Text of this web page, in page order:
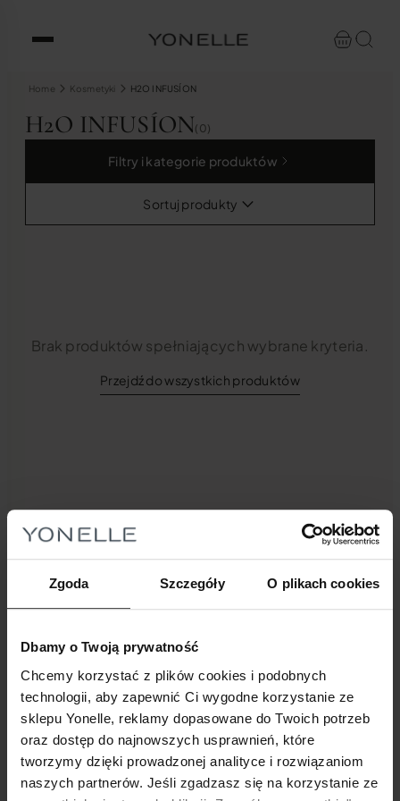
Zgoda Szczegóły O plikach cookies
Dbamy o Twoją prywatność
Chcemy korzystać z plików cookies i podobnych
technologii, aby zapewnić Ci wygodne korzystanie ze
sklepu Yonelle, reklamy dopasowane do Twoich potrzeb
oraz dostęp do najnowszych usprawnień, które
tworzymy dzięki prowadzonej analityce i rozwiązaniom
naszych partnerów. Jeśli zgadzasz się na korzystanie ze
Home Kosmetyki H2O INFUSÍON
H2O INFUSÍON(0)
Filtry i kategorie produktów
Sortuj produkty
Brak produktów spełniających wybrane kryteria.
Przejdź do wszystkich produktów
H2O INFUSÍON
H2O Infusion – seria luksusowych kosmetyków o
wyjątkowej sile nawilżania i odmładzania wygląd skóry